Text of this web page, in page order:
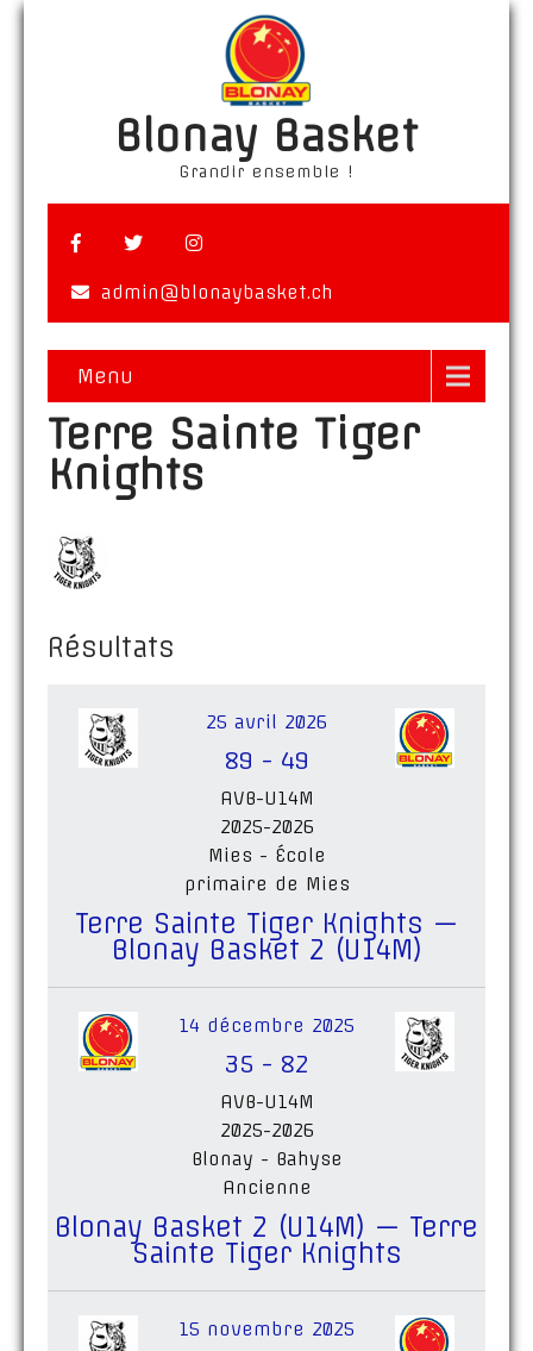
Blonay Basket
Grandir ensemble !
admin@blonaybasket.ch
Menu
Terre Sainte Tiger
Knights
Résultats
25 avril 2026
89 - 49
AVB-U14M
2025-2026
Mies - École
primaire de Mies
Terre Sainte Tiger Knights —
Blonay Basket 2 (U14M)
14 décembre 2025
35 - 82
AVB-U14M
2025-2026
Blonay - Bahyse
Ancienne
Blonay Basket 2 (U14M) — Terre
Sainte Tiger Knights
15 novembre 2025